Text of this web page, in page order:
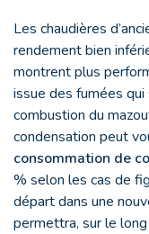
Les chaudières
rendement bien
montrent plus
issue des fumées
combustion du
condensation peut
consommation de
% selon les cas de
départ dans une
permettra, sur le